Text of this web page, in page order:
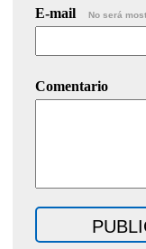
E-mail No será
Comentario